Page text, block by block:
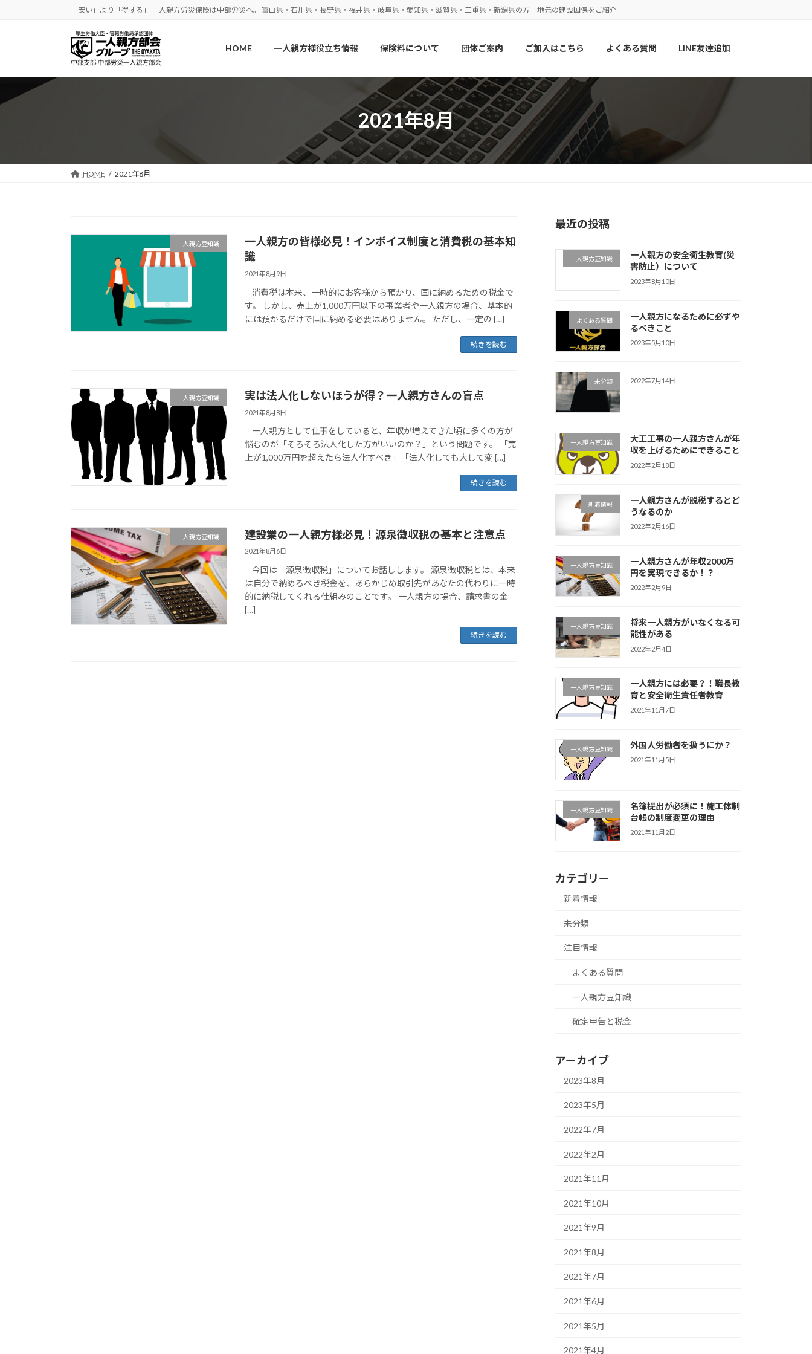
へ
キ
ョ
に
「安い」より「得する」 一人親方労災保険は中部労災へ。 富山県・石川県・長野県・福井県・岐阜県・愛知県・滋賀県・三重県・新潟県の方 地元の建設国保をご紹介
HOME 一人親方様役立ち情報 保険料について 団体ご案内 ご加入はこちら よくある質問 LINE友達追加
2021年8月
HOME 2021年8月
一人親方豆知識
一人親方の皆様必見！インボイス制度と消費税の基本知
識
2021年8月9日
消費税は本来、一時的にお客様から預かり、国に納めるための税金で
す。 しかし、売上が1,000万円以下の事業者や一人親方の場合、基本的
には預かるだけで国に納める必要はありません。 ただし、一定の […]
続きを読む
一人親方豆知識 実は法人化しないほうが得？一人親方さんの盲点
2021年8月8日
一人親方として仕事をしていると、年収が増えてきた頃に多くの方が
悩むのが「そろそろ法人化した方がいいのか？」という問題です。 「売
上が1,000万円を超えたら法人化すべき」「法人化しても大して変 […]
続きを読む
一人親方豆知識 建設業の一人親方様必見！源泉徴収税の基本と注意点
2021年8月6日
今回は「源泉徴収税」についてお話しします。 源泉徴収税とは、本来
は自分で納めるべき税金を、あらかじめ取引先があなたの代わりに一時
的に納税してくれる仕組みのことです。 一人親方の場合、請求書の金
[…]
続きを読む
最近の投稿
一人親方豆知識
一人親方の安全衛生教育(災
害防止）について
2023年8月10日
よくある質問
一人親方になるために必ずや
るべきこと
2023年5月10日
未分類 2022年7月14日
一人親方豆知識
大工工事の一人親方さんが年
収を上げるためにできること
2022年2月18日
新着情報
一人親方さんが脱税するとど
うなるのか
2022年2月16日
一人親方豆知識
一人親方さんが年収2000万
円を実現できるか！？
2022年2月9日
一人親方豆知識
将来一人親方がいなくなる可
能性がある
2022年2月4日
一人親方豆知識
一人親方には必要？！職長教
育と安全衛生責任者教育
2021年11月7日
一人親方豆知識 外国人労働者を扱うにか？
2021年11月5日
一人親方豆知識
名簿提出が必須に！施工体制
台帳の制度変更の理由
2021年11月2日
カテゴリー
新着情報
未分類
注目情報
よくある質問
一人親方豆知識
確定申告と税金
アーカイブ
2023年8月
2023年5月
2022年7月
2022年2月
2021年11月
2021年10月
2021年9月
2021年8月
2021年7月
2021年6月
2021年5月
2021年4月